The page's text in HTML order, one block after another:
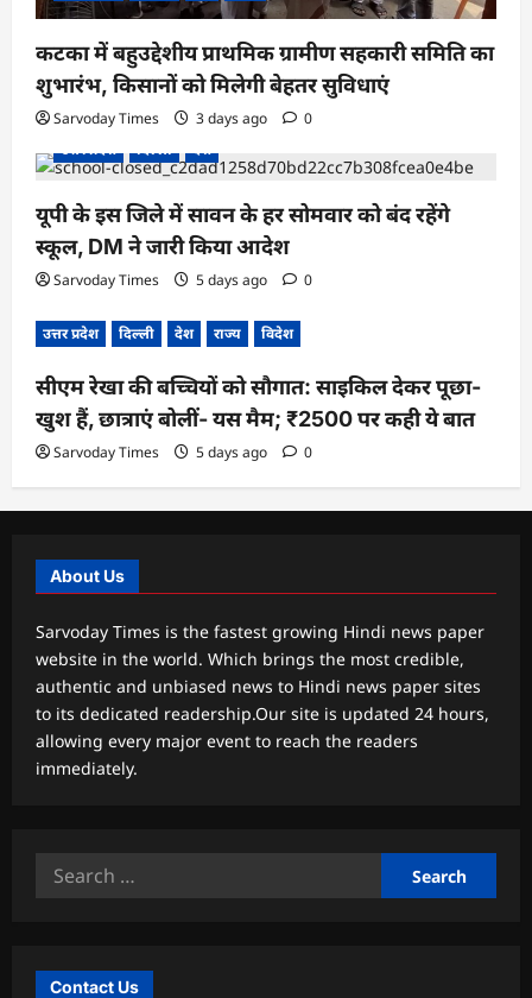
कटका में बहुउद्देशीय प्राथमिक ग्रामीण सहकारी समिति का
शुभारंभ, किसानों को मिलेगी बेहतर सुविधाएं
Sarvoday Times 3 days ago
0
उत्तर प्रदेश
दिल्ली देश
यूपी के इस जिले में सावन के हर सोमवार को बंद रहेंगे
स्कूल, DM ने जारी किया आदेश
Sarvoday Times 5 days ago 0
उत्तर प्रदेश दिल्ली देश राज्य विदेश
सीएम रेखा की बच्चियों को सौगात: साइकिल देकर पूछा-
खुश हैं, छात्राएं बोलीं- यस मैम; ₹2500 पर कही ये बात
Sarvoday Times 5 days ago 0
About Us
Sarvoday Times is the fastest growing Hindi news paper
website in the world. Which brings the most credible,
authentic and unbiased news to Hindi news paper sites
to its dedicated readership.Our site is updated 24 hours,
allowing every major event to reach the readers
immediately.
Search
Contact Us